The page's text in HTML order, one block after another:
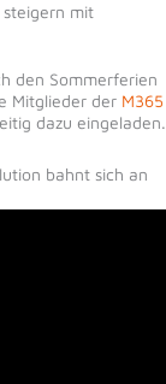
steigern mit
den Sommerferien
Mitglieder der M365
dazu eingeladen.
bahnt sich an